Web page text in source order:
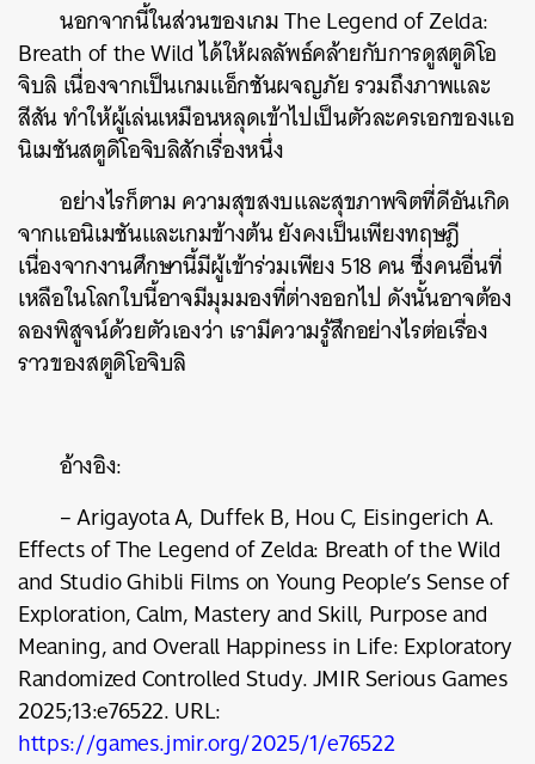
นอกจากนี้ในส่วนของเกม The Legend of Zelda:
Breath of the Wild ได้ให้ผลลัพธ์คล้ายกับการดูสตูดิโอ
จิบลิ เนื่องจากเป็นเกมแอ็กชันผจญภัย รวมถึงภาพและ
สีสัน ทำให้ผู้เล่นเหมือนหลุดเข้าไปเป็นตัวละครเอกของแอ
นิเมชันสตูดิโอจิบลิสักเรื่องหนึ่ง
อย่างไรก็ตาม ความสุขสงบและสุขภาพจิตที่ดีอันเกิด
จากแอนิเมชันและเกมข้างต้น ยังคงเป็นเพียงทฤษฎี
เนื่องจากงานศึกษานี้มีผู้เข้าร่วมเพียง 518 คน ซึ่งคนอื่นที่
เหลือในโลกใบนี้อาจมีมุมมองที่ต่างออกไป ดังนั้นอาจต้อง
ลองพิสูจน์ด้วยตัวเองว่า เรามีความรู้สึกอย่างไรต่อเรื่อง
ราวของสตูดิโอจิบลิ
อ้างอิง:
– Arigayota A, Duffek B, Hou C, Eisingerich A.
Effects of The Legend of Zelda: Breath of the Wild
and Studio Ghibli Films on Young People’s Sense of
Exploration, Calm, Mastery and Skill, Purpose and
Meaning, and Overall Happiness in Life: Exploratory
Randomized Controlled Study. JMIR Serious Games
2025;13:e76522. URL:
https://games.jmir.org/2025/1/e76522